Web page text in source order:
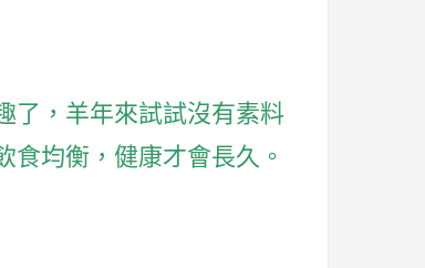
了，羊年來試試沒有素料
食均衡，健康才會長久。